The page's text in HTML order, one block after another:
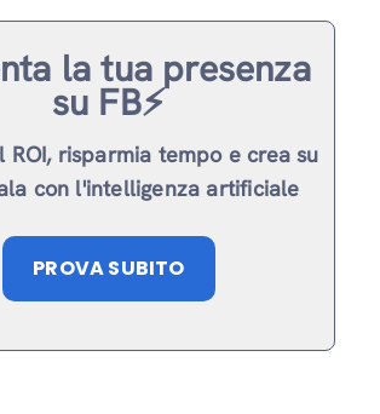
la tua presenza
su FB⚡️
ROI, risparmia tempo e crea su
con l'intelligenza artificiale
PROVA SUBITO